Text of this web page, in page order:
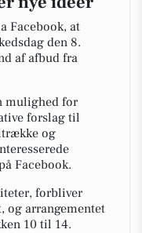
Facebook, at
den 8.
af afbud fra
mulighed for
forslag til
og
Facebook.
forbliver
og arrangementet
10 til 14.